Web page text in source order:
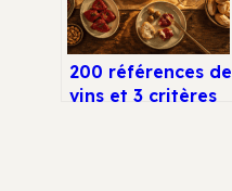
200 références de
vins et 3 critères